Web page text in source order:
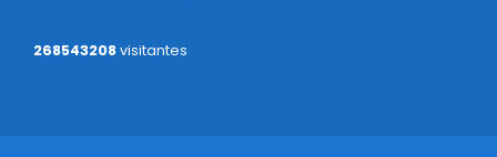
268543208visitantes